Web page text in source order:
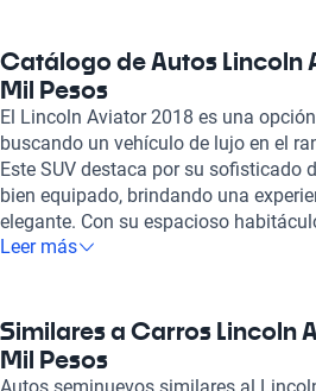
Catálogo de Autos Lincoln
Mil Pesos
El Lincoln Aviator 2018 es una
buscando un vehículo de lujo en el
Este SUV destaca por su sofisticado
bien equipado, brindando una
elegante. Con su espacioso
viaje placentero, junto con una
música y la conectividad. En Kavak,
importancia de adquirir un vehículo
nuestros automóviles, como el
Leer más
Similares a Carros Lincoln
Mil Pesos